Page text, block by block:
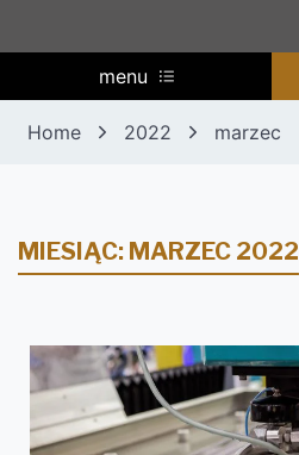
menu
Home 2022 marzec
MIESIĄC: MARZEC 2022